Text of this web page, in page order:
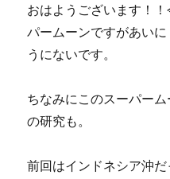
おはようございます！
パームーンですがあい
うにないです。
ちなみにこのスーパー
の研究も。
前回はインドネシア沖